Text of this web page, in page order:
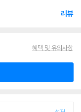
리뷰
혜택 및 유의사항